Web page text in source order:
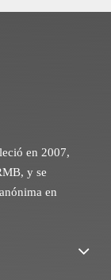
en 2007,
y se
en